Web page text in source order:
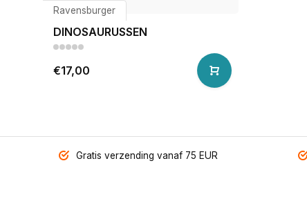
Ravensburger
DINOSAURUSSEN
€17,00
Gratis verzending vanaf 75 EUR